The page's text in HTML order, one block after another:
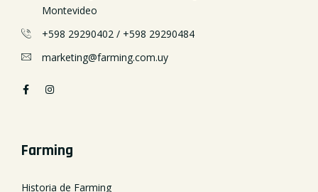
Montevideo
+598 29290402 / +598 29290484
marketing@farming.com.uy
Farming
Historia de Farming